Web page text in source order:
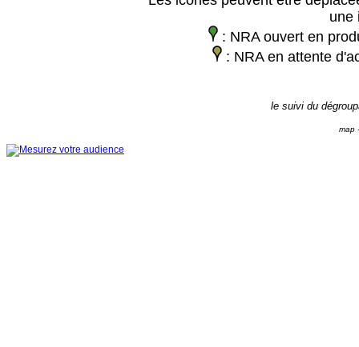
une
: NRA ouvert en
: NRA en attente
le suivi du
map